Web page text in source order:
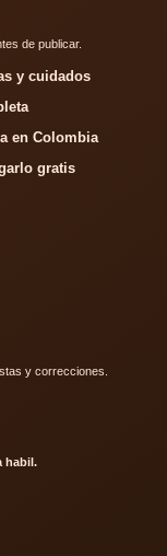
de publicar.
y cuidados
en Colombia
gratis
y correcciones.
habil.